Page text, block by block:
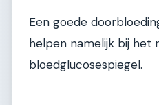
Een goede
helpen namelijk bij het
bloedglucosespiegel.